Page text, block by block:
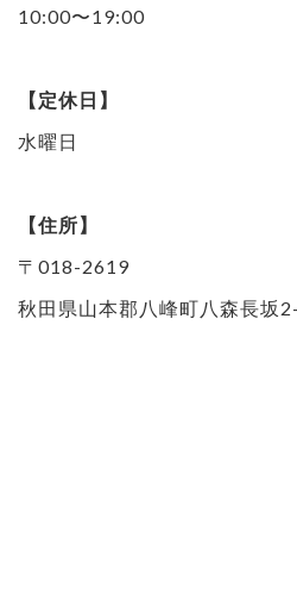
10:00〜19:00
【定休日】
水曜日
【住所】
〒018-2619
秋田県山本郡八峰町八森長坂